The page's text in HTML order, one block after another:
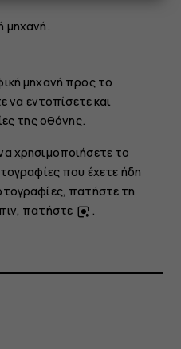
μηχανή.
μηχανή προς το
να εντοπίσετε και
της οθόνης.
χρησιμοποιήσετε το
που έχετε ήδη
, πατήστε τη
πατήστε
.